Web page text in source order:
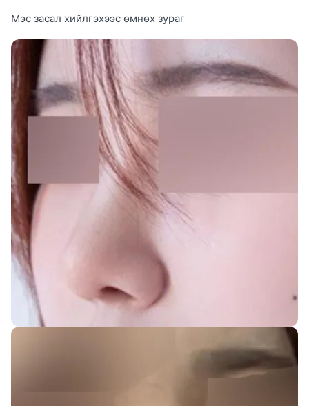
Мэс засал хийлгэхээс өмнөх зураг